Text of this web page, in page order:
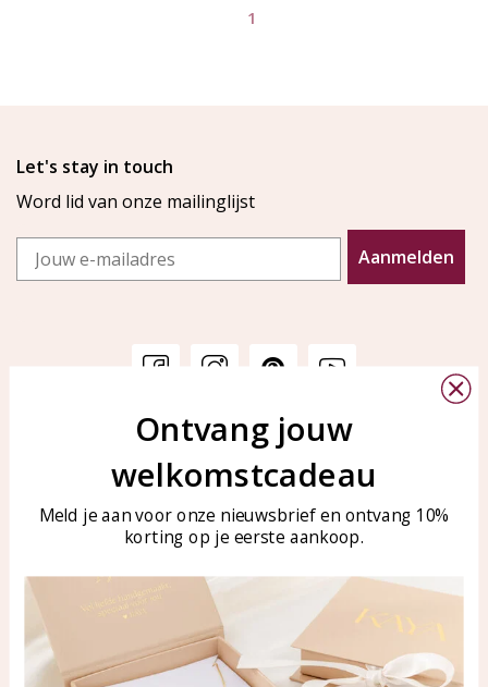
1
Let's stay in touch
Word lid van onze mailinglijst
Email
Aanmelden
Veelgestelde vragen
Sieraden onderhouden
KAYA Sieraden
Bellen of WhatsApp Ma-Vr
Tel: 0850003187
WhatsApp: 0850003187
klantenservice@kayasierade
Ontvang jouw
welkomstcadeau
Meld je aan voor onze nieuwsbrief en ontvang 10%
korting op je eerste aankoop.